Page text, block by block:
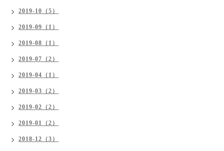
2019-10（5）
2019-09（1）
2019-08（1）
2019-07（2）
2019-04（1）
2019-03（2）
2019-02（2）
2019-01（2）
2018-12（3）